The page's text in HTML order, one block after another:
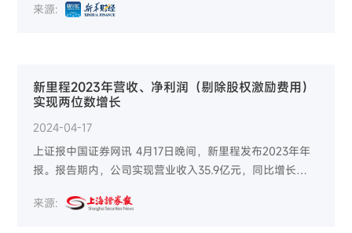
来源:
新里程2023年营收、净利润（剔除股权激励费用）
实现两位数增长
2024-04-17
上证报中国证券网讯 4月17日晚间，新里程发布2023年年
报。报告期内，公司实现营业收入35.9亿元，同比增长
润1.89亿元，同比增长20.81%，扣非净利润为1.87亿元，
来源: